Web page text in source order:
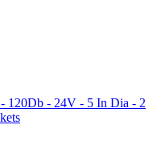
120Db - 24V - 5 In Dia - 2